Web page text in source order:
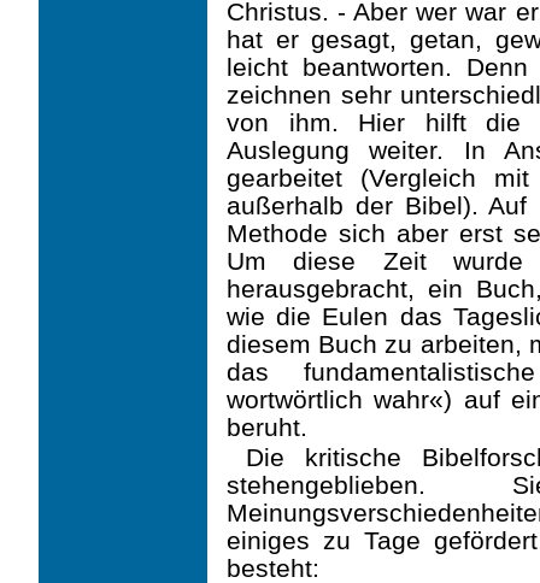
Christus. - Aber wer war
hat er gesagt, getan,
leicht beantworten.
zeichnen sehr
von ihm. Hier hilft die
Auslegung weiter. In
gearbeitet (Vergleich
außerhalb der Bibel).
Methode sich aber erst
Um diese Zeit wurde
herausgebracht, ein
wie die Eulen das
diesem Buch zu arbeiten,
das
wortwörtlich wahr«) auf
beruht.
Die kritische
einiges zu Tage
besteht: